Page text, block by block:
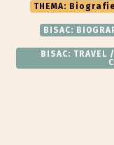
THEMA:
BISAC:
BISAC: